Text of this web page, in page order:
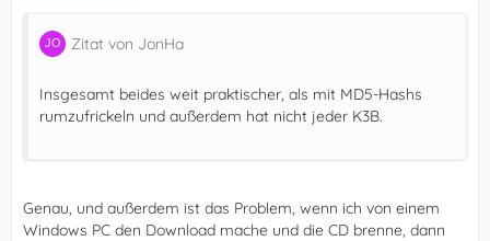
Zitat von JonHa
Insgesamt beides weit praktischer, als mit MD5-Hashs
rumzufrickeln und außerdem hat nicht jeder K3B.
Genau, und außerdem ist das Problem, wenn ich von einem
Windows PC den Download mache und die CD brenne, dann